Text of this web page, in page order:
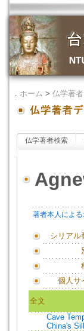
． ホーム > 仏学著
仏学著者検索
著者本人によ
シリアル
個人サ
全文
Cave
China's